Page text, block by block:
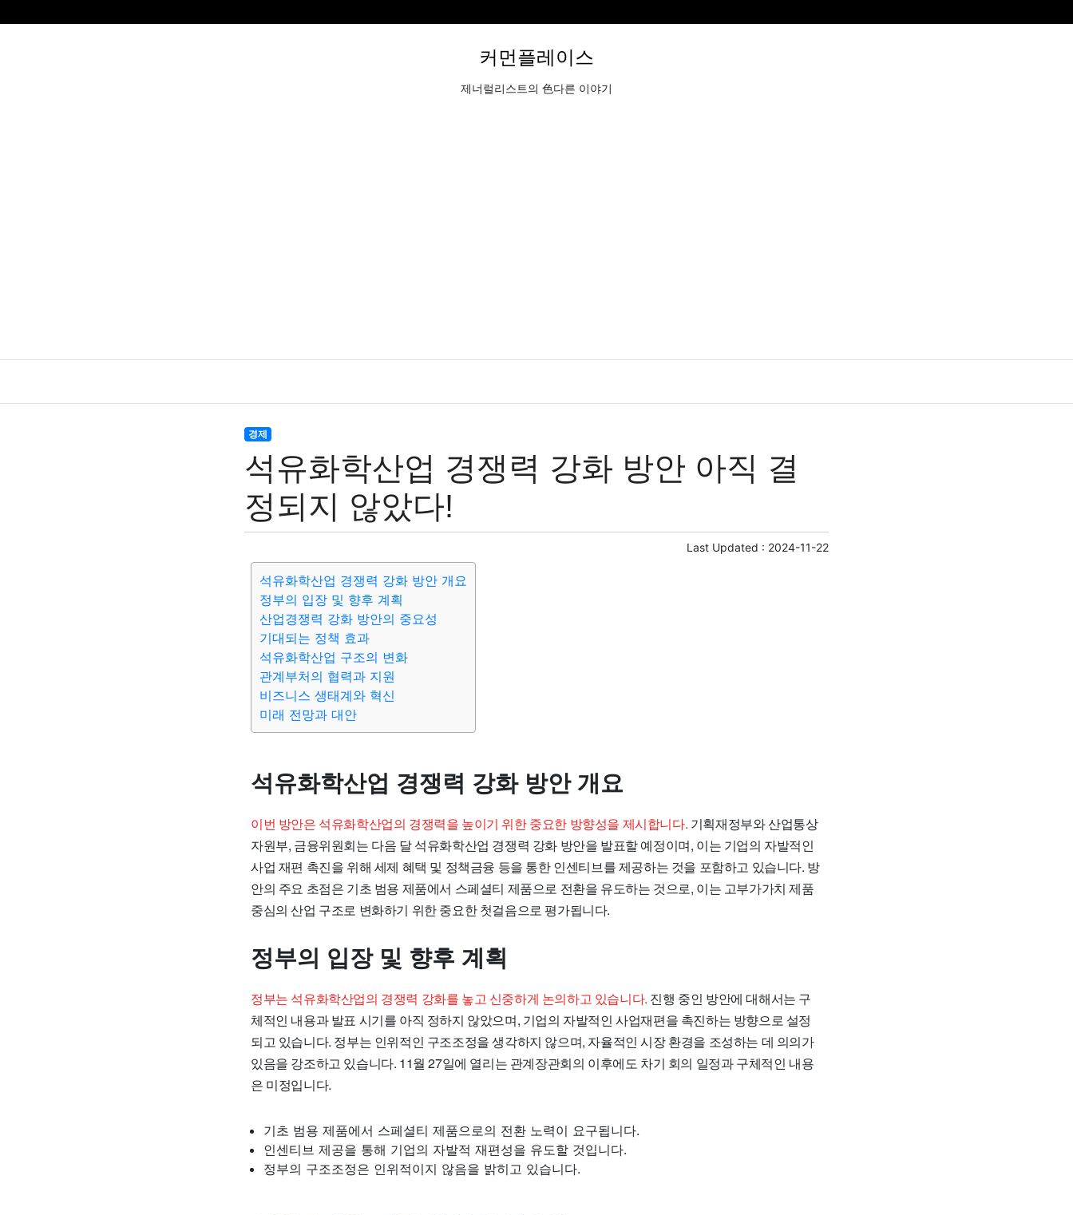
커먼플레이스
제너럴리스트의 色다른 이야기
경제
석유화학산업 경쟁력 강화 방안 아직 결
정되지 않았다!
Last Updated : 2024-11-22
석유화학산업 경쟁력 강화 방안 개요
정부의 입장 및 향후 계획
산업경쟁력 강화 방안의 중요성
기대되는 정책 효과
석유화학산업 구조의 변화
관계부처의 협력과 지원
비즈니스 생태계와 혁신
미래 전망과 대안
석유화학산업 경쟁력 강화 방안 개요
이번 방안은 석유화학산업의 경쟁력을 높이기 위한 중요한 방향성을 제시합니다. 기획재정부와 산업통상
자원부, 금융위원회는 다음 달 석유화학산업 경쟁력 강화 방안을 발표할 예정이며, 이는 기업의 자발적인
사업 재편 촉진을 위해 세제 혜택 및 정책금융 등을 통한 인센티브를 제공하는 것을 포함하고 있습니다. 방
안의 주요 초점은 기초 범용 제품에서 스페셜티 제품으로 전환을 유도하는 것으로, 이는 고부가가치 제품
중심의 산업 구조로 변화하기 위한 중요한 첫걸음으로 평가됩니다.
정부의 입장 및 향후 계획
정부는 석유화학산업의 경쟁력 강화를 놓고 신중하게 논의하고 있습니다. 진행 중인 방안에 대해서는 구
체적인 내용과 발표 시기를 아직 정하지 않았으며, 기업의 자발적인 사업재편을 촉진하는 방향으로 설정
되고 있습니다. 정부는 인위적인 구조조정을 생각하지 않으며, 자율적인 시장 환경을 조성하는 데 의의가
있음을 강조하고 있습니다. 11월 27일에 열리는 관계장관회의 이후에도 차기 회의 일정과 구체적인 내용
은 미정입니다.
기초 범용 제품에서 스페셜티 제품으로의 전환 노력이 요구됩니다.
인센티브 제공을 통해 기업의 자발적 재편성을 유도할 것입니다.
정부의 구조조정은 인위적이지 않음을 밝히고 있습니다.